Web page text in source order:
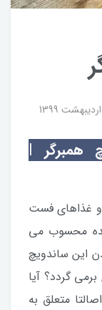
همبرگر |
و غذاهای فست
محسوب می
این ساندویچ
گردد؟ آیا
متعلق به